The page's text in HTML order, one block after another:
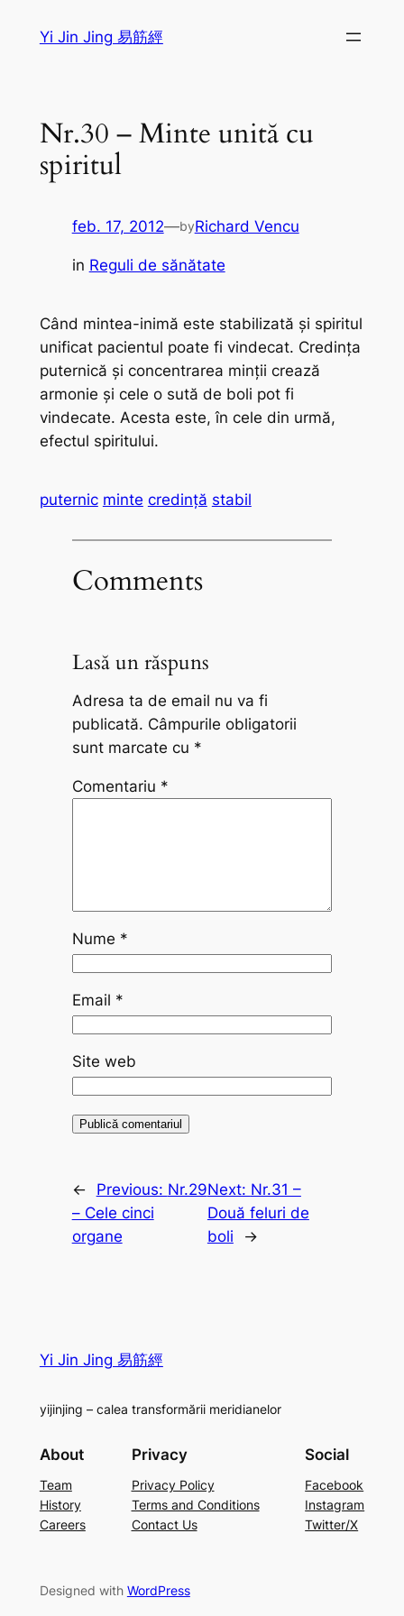
Yi Jin Jing 易筋經
Nr.30 – Minte unită cu
spiritul
feb. 17, 2012—byRichard Vencu
in Reguli de sănătate
Când mintea-inimă este stabilizată şi spiritul
unificat pacientul poate fi vindecat. Credinţa
puternică şi concentrarea minţii crează
armonie şi cele o sută de boli pot fi
vindecate. Acesta este, în cele din urmă,
efectul spiritului.
puternic minte credinţă stabil
Comments
Lasă un răspuns
Adresa ta de email nu va fi
publicată. Câmpurile obligatorii
sunt marcate cu *
Comentariu *
Nume *
Email *
Site web
← Previous: Nr.29
– Cele cinci
organe
Next: Nr.31 –
Două feluri de
boli
→
Yi Jin Jing 易筋經
yijinjing – calea transformării meridianelor
About
Team
History
Careers
Privacy
Privacy Policy
Terms and Conditions
Contact Us
Social
Facebook
Instagram
Twitter/X
Designed with WordPress